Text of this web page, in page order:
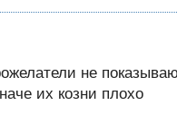
не
их козни плохо